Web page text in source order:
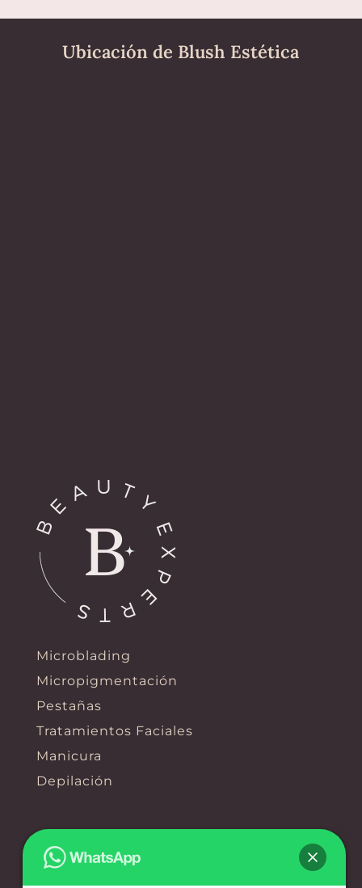
Ubicación de Blush Estética
Microblading
Micropigmentación
Pestañas
Tratamientos Faciales
Manicura
Depilación
Contacto